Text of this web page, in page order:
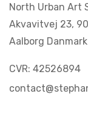
North Urban Art
Akvavitvej 23,
Aalborg Danmark
CVR: 42526894